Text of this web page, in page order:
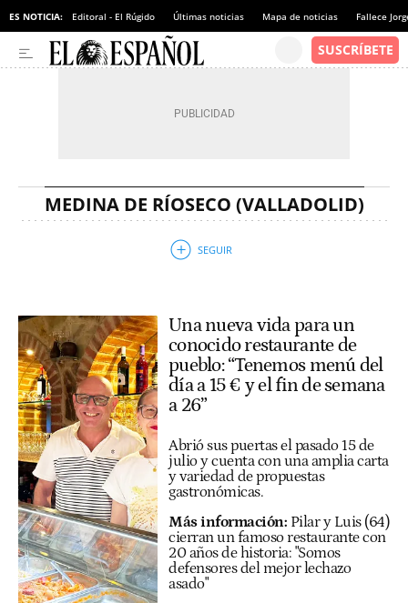
ES NOTICIA: Editoral - El Rúgido Últimas noticias Mapa de noticias Fallece
MEDINA DE RÍOSECO (VALLADOLID)
Una nueva vida para un
conocido restaurante de
pueblo: “Tenemos menú del
día a 15 € y el fin de semana
a 26”
Abrió sus puertas el pasado 15 de
julio y cuenta con una amplia carta
y variedad de propuestas
gastronómicas.
Más información: Pilar y Luis (64)
cierran un famoso restaurante con
20 años de historia: "Somos
defensores del mejor lechazo
asado"